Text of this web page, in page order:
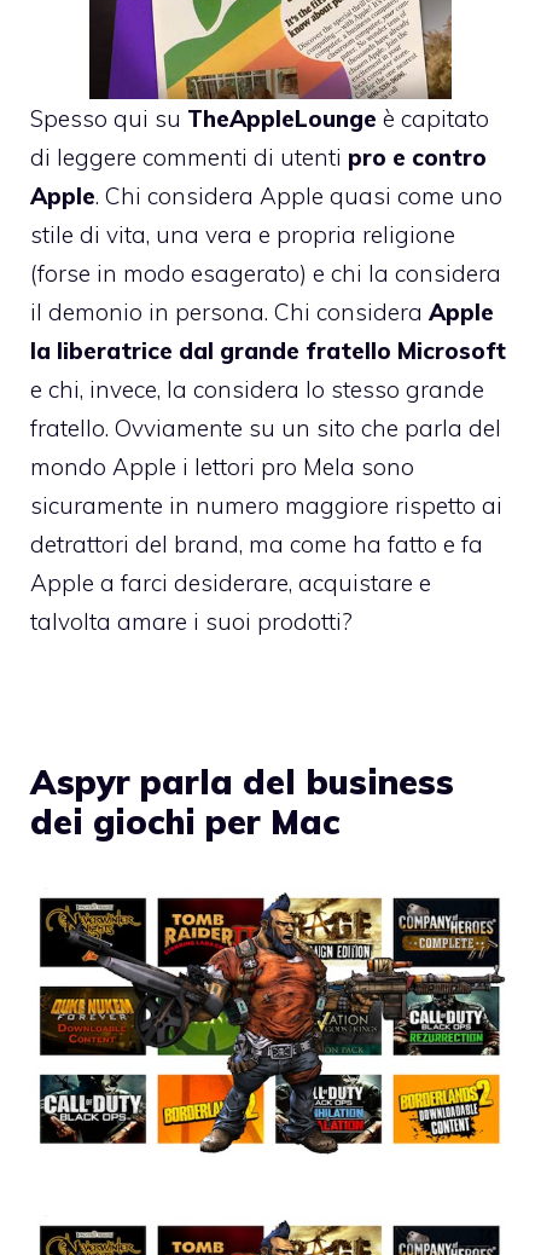
Spesso qui su TheAppleLounge è capitato
di leggere commenti di utenti pro e contro
Apple. Chi considera Apple quasi come uno
stile di vita, una vera e propria religione
(forse in modo esagerato) e chi la considera
il demonio in persona. Chi considera Apple
la liberatrice dal grande fratello Microsoft
e chi, invece, la considera lo stesso grande
fratello. Ovviamente su un sito che parla del
mondo Apple i lettori pro Mela sono
sicuramente in numero maggiore rispetto ai
detrattori del brand, ma come ha fatto e fa
Apple a farci desiderare, acquistare e
talvolta amare i suoi prodotti?
Aspyr parla del business
dei giochi per Mac